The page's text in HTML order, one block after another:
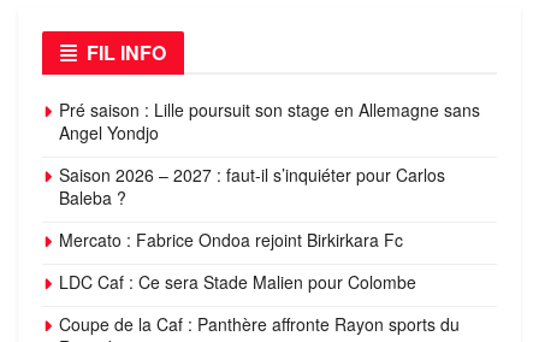
FIL INFO
Pré saison : Lille poursuit son stage en Allemagne sans
Angel Yondjo
Saison 2026 – 2027 : faut-il s’inquiéter pour Carlos
Baleba ?
Mercato : Fabrice Ondoa rejoint Birkirkara Fc
LDC Caf : Ce sera Stade Malien pour Colombe
Coupe de la Caf : Panthère affronte Rayon sports du